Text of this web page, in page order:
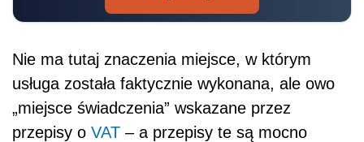
Nie ma tutaj znaczenia miejsce, w którym
usługa została faktycznie wykonana, ale owo
„miejsce świadczenia” wskazane przez
przepisy o VAT – a przepisy te są mocno